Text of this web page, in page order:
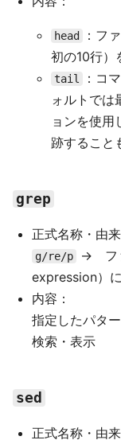
head
：フ
初の10行）
tail
：コ
ォルトでは
ョンを使用
跡すること
grep
正式名称・由来
g/re/p
→ フ
expression）
内容：
指定したパタ
検索・表示
sed
正式名称・由来